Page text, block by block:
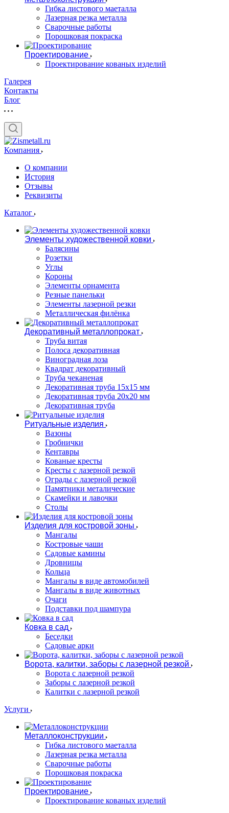
Гибка листового маеталла
Лазерная резка металла
Сварочные работы
Порошковая покраска
Проектирование
Проектирование кованых изделий
Галерея
Контакты
Блог
Компания
О компании
История
Отзывы
Реквизиты
Каталог
Элементы художественной ковки
Балясины
Розетки
Углы
Короны
Элементы орнамента
Резные панельки
Элементы лазерной резки
Металлическая филёнка
Декоративный металлопрокат
Труба витая
Полоса декоративная
Виноградная лоза
Квадрат декоративный
Труба чеканеная
Декоративная труба 15х15 мм
Декоративная труба 20х20 мм
Декоративная труба
Ритуальные изделия
Вазоны
Гробнички
Кентавры
Кованые кресты
Кресты с лазерной резкой
Ограды с лазерной резкой
Памятники металические
Скамейки и лавочки
Столы
Изделия для костровой зоны
Мангалы
Костровые чаши
Садовые камины
Дровницы
Кольца
Мангалы в виде автомобилей
Мангалы в виде животных
Очаги
Подставки под шампура
Ковка в сад
Беседки
Садовые арки
Ворота, калитки, заборы с лазерной резкой
Ворота с лазерной резкой
Заборы с лазерной резкой
Калитки с лазерной резкой
Услуги
Металлоконструкции
Гибка листового маеталла
Лазерная резка металла
Сварочные работы
Порошковая покраска
Проектирование
Проектирование кованых изделий